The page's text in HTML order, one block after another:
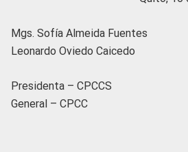
Mgs. Sofía Almeida
Leonardo Oviedo Caicedo
Presidenta –
General – CPCC